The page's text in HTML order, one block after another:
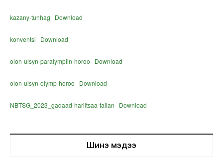
kazany-tunhag Download
konventsi Download
olon-ulsyn-paralympiin-horoo Download
olon-ulsyn-olymp-horoo Download
NBTSG_2023_gadaad-hariltsaa-tailan Download
Шинэ мэдээ